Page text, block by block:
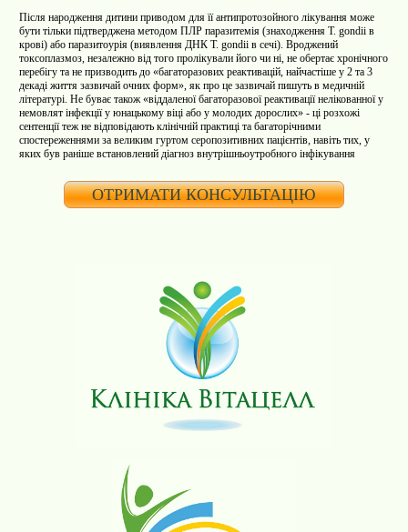
Після народження дитини приводом для її антипротозойного лікування може
бути тільки підтверджена методом ПЛР паразитемія (знаходження T. gondii в
крові) або паразитоурія (виявлення ДНК T. gondii в сечі). Вроджений
токсоплазмоз, незалежно від того пролікували його чи ні, не обертає хронічного
перебігу та не призводить до «багаторазових реактивацій, найчастіше у 2 та 3
декаді життя зазвичай очних форм», як про це зазвичай пишуть в медичній
літературі. Не буває також «віддаленої багаторазової реактивації нелікованної у
немовлят інфекції у юнацькому віці або у молодих дорослих» - ці розхожі
сентенції теж не відповідають клінічній практиці та багаторічними
спостереженнями за великим гуртом серопозитивних пацієнтів, навіть тих, у
яких був раніше встановлений діагноз внутрішньоутробного інфікування
ОТРИМАТИ КОНСУЛЬТАЦІЮ